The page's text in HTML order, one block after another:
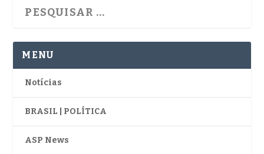
MENU
Notícias
BRASIL | POLÍTICA
ASP News